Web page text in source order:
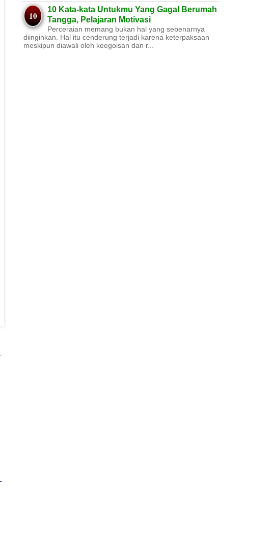
10 Kata-kata Untukmu Yang Gagal Berumah
Tangga, Pelajaran Motivasi
Perceraian memang bukan hal yang sebenarnya
diinginkan. Hal itu cenderung terjadi karena keterpaksaan
meskipun diawali oleh keegoisan dan r...